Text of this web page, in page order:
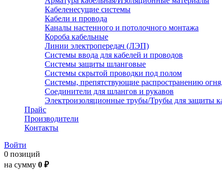
Кабеленесущие системы
Кабели и провода
Каналы настенного и потолочного монтажа
Короба кабельные
Линии электропередач (ЛЭП)
Системы ввода для кабелей и проводов
Системы защиты шланговые
Системы скрытой проводки под полом
Системы, препятствующие распространению
Соединители для шлангов и рукавов
Электроизоляционные трубы/Трубы для защиты
Прайс
Производители
Контакты
Войти
0 позиций
на сумму 0 ₽